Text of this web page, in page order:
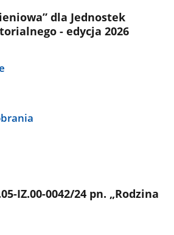
dla Jednostek
- edycja 2026
IZ.00-0042/24 pn. „Rodzina